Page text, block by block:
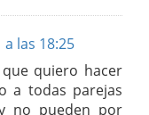
las 18:25
quiero hacer
a todas parejas
no pueden por